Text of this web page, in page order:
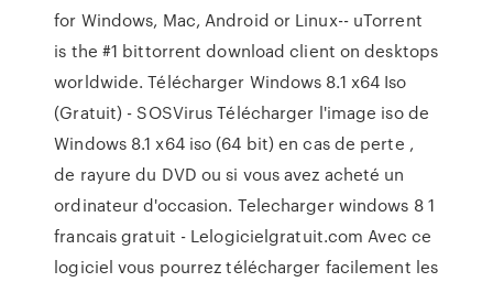
for Windows, Mac, Android or Linux-- uTorrent
is the #1 bittorrent download client on desktops
worldwide. Télécharger Windows 8.1 x64 Iso
(Gratuit) - SOSVirus Télécharger l'image iso de
Windows 8.1 x64 iso (64 bit) en cas de perte ,
de rayure du DVD ou si vous avez acheté un
ordinateur d'occasion. Telecharger windows 8 1
francais gratuit - Lelogicielgratuit.com Avec ce
logiciel vous pourrez télécharger facilement les